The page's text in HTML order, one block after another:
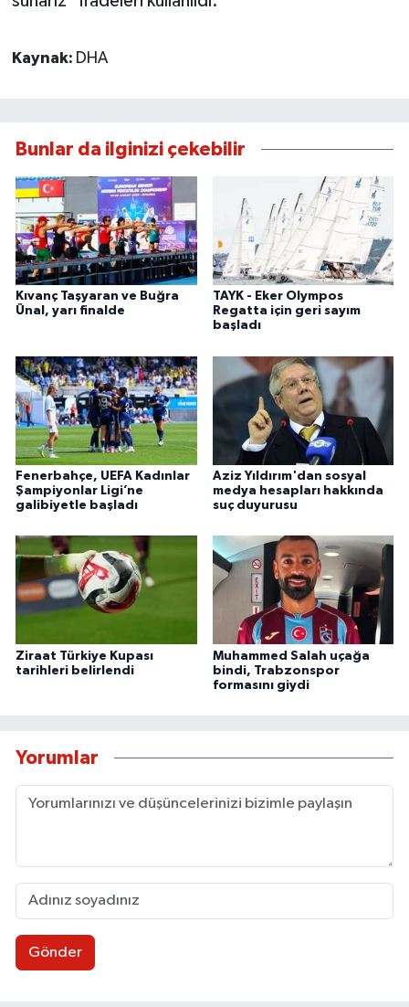
Kaynak: DHA
Bunlar da ilginizi çekebilir
Kıvanç Taşyaran ve Buğra
Ünal, yarı finalde
TAYK - Eker Olympos
Regatta için geri sayım
başladı
Fenerbahçe, UEFA Kadınlar
Şampiyonlar Ligi’ne
galibiyetle başladı
Aziz Yıldırım'dan sosyal
medya hesapları hakkında
suç duyurusu
Ziraat Türkiye Kupası
tarihleri belirlendi
Muhammed Salah uçağa
bindi, Trabzonspor
formasını giydi
Yorumlar
Gönder